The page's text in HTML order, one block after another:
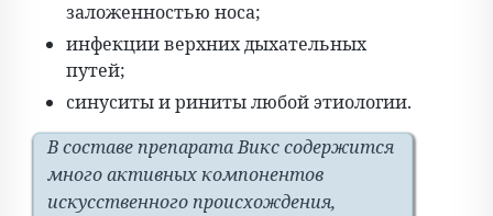
заложенностью носа;
инфекции верхних дыхательных
путей;
синуситы и риниты любой этиологии.
В составе препарата Викс содержится
много активных компонентов
искусственного происхождения,